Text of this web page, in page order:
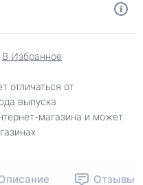
В Избранное
отличаться от
выпуска
магазина и может
Отзывы